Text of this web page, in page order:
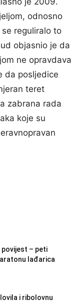
odnosno
reguliralo to
objasnio je da
ne opravdava
da posljedice
teret
zabrana rada
koje su
povijest – peti
lađarica
i ribolovnu